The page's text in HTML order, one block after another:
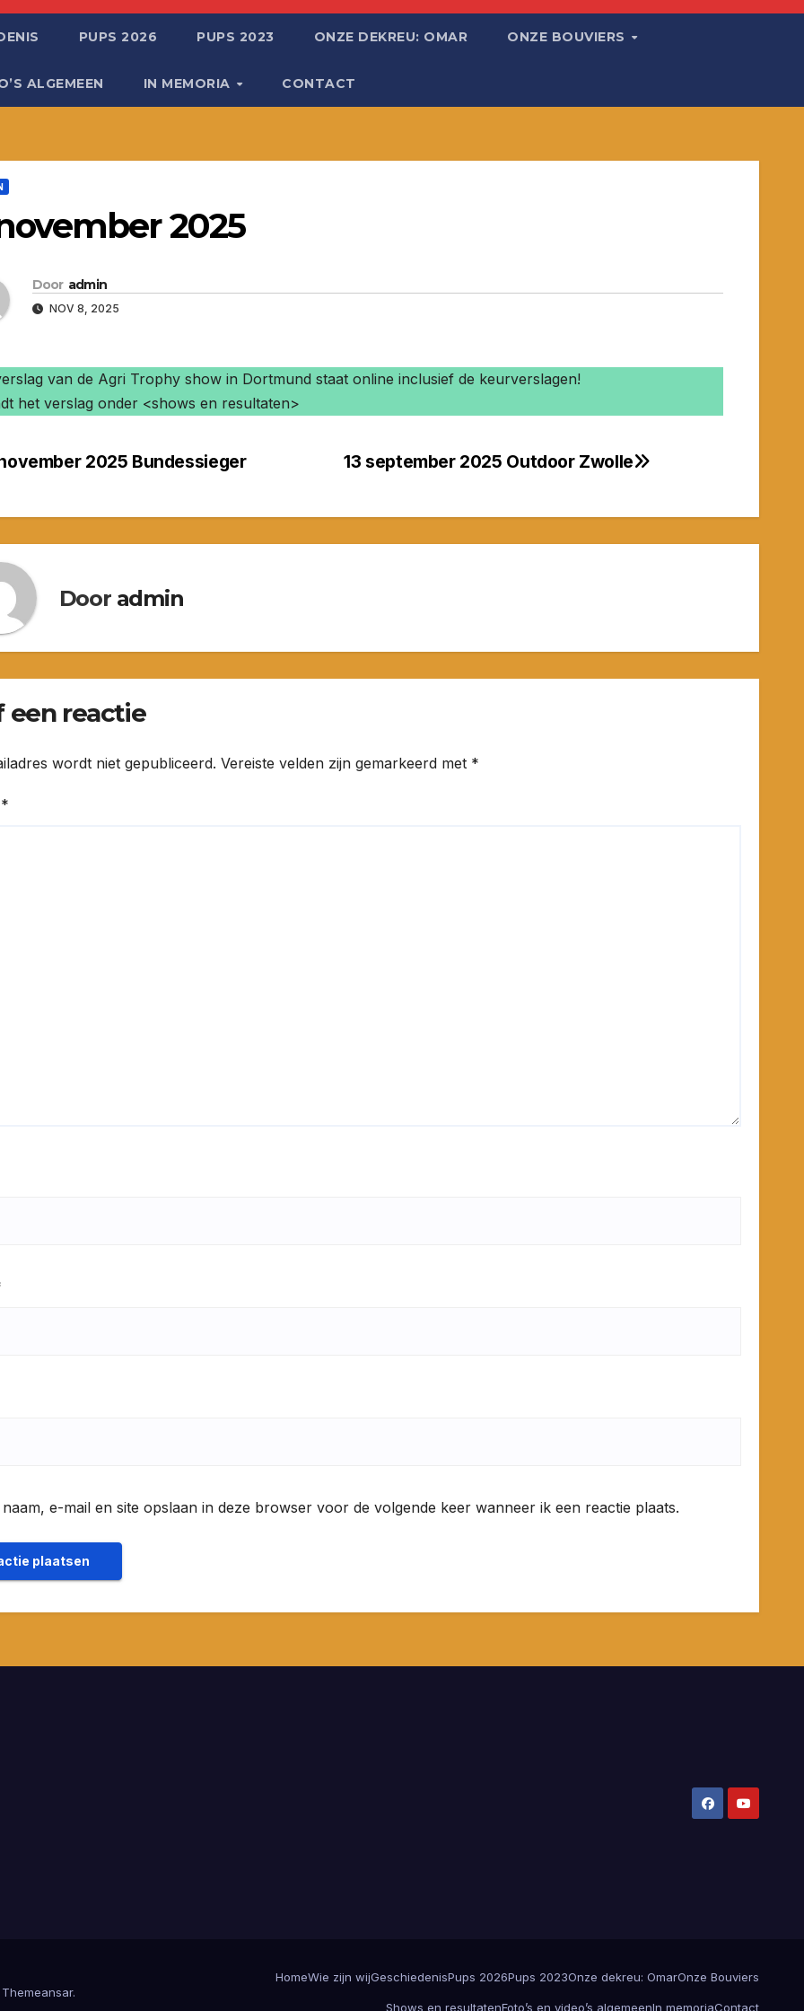
PUPS 2026 PUPS 2023 ONZE DEKREU: OMAR ONZE BOUVIERS
ALGEMEEN IN MEMORIA CONTACT
2025
Door admin
NOV 8, 2025
van de Agri Trophy show in Dortmund staat online inclusief de keurverslagen!
het verslag onder <shows en resultaten>
13 september 2025 Outdoor Zwolle
2025 Bundessieger
Door admin
een reactie
wordt niet gepubliceerd. Vereiste velden zijn gemarkeerd met *
*
naam, e-mail en site opslaan in deze browser voor de volgende keer wanneer ik een reactie plaats.
Themeansar.
HomeWie zijn wijGeschiedenisPups 2026Pups 2023Onze dekreu: OmarOnze Bouviers
Shows en resultatenFoto’s en video’s algemeenIn memoriaContact